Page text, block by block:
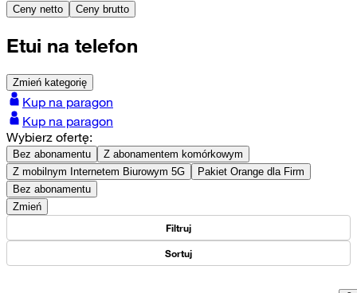
Ceny netto Ceny brutto
Etui na telefon
Zmień kategorię
Kup na paragon
Kup na paragon
Wybierz ofertę:
Bez abonamentu
Z abonamentem komórkowym
Z mobilnym Internetem Biurowym 5G
Pakiet Orange dla Firm
Bez abonamentu
Zmień
Filtruj
Sortuj